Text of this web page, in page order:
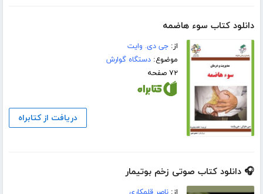
دانلود کتاب سوء هاضمه
از:جی دی. وایت
موضوع:دستگاه گوارش
۷۲ صفحه
دریافت از کتابراه
🎧 دانلود کتاب صوتی زخم بوتیمار